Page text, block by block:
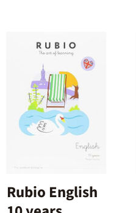
Rubio English